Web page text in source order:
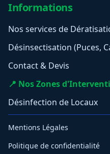
Informations
Nos services de
Désinsectisation (Puces,
Contact & Devis
📍 Nos Zones
Désinfection de Locaux
Mentions Légales
Politique de confidentialité